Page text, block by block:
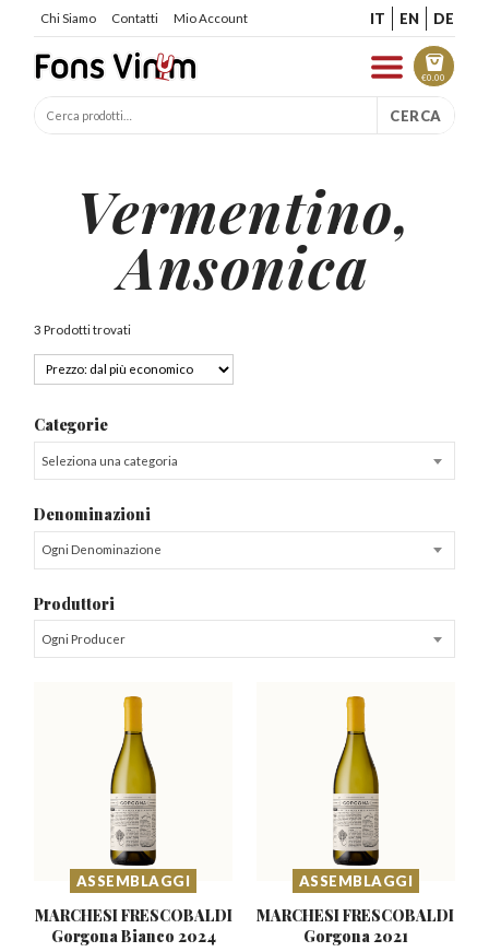
Chi Siamo Contatti Mio Account IT EN DE
€0.00
CERCA
Vermentino,
Ansonica
3 Prodotti trovati
Categorie
Seleziona una categoria
Denominazioni
Ogni Denominazione
Produttori
Ogni Producer
ASSEMBLAGGI
MARCHESI FRESCOBALDI
Gorgona Bianco 2024
ASSEMBLAGGI
MARCHESI FRESCOBALDI
Gorgona 2021